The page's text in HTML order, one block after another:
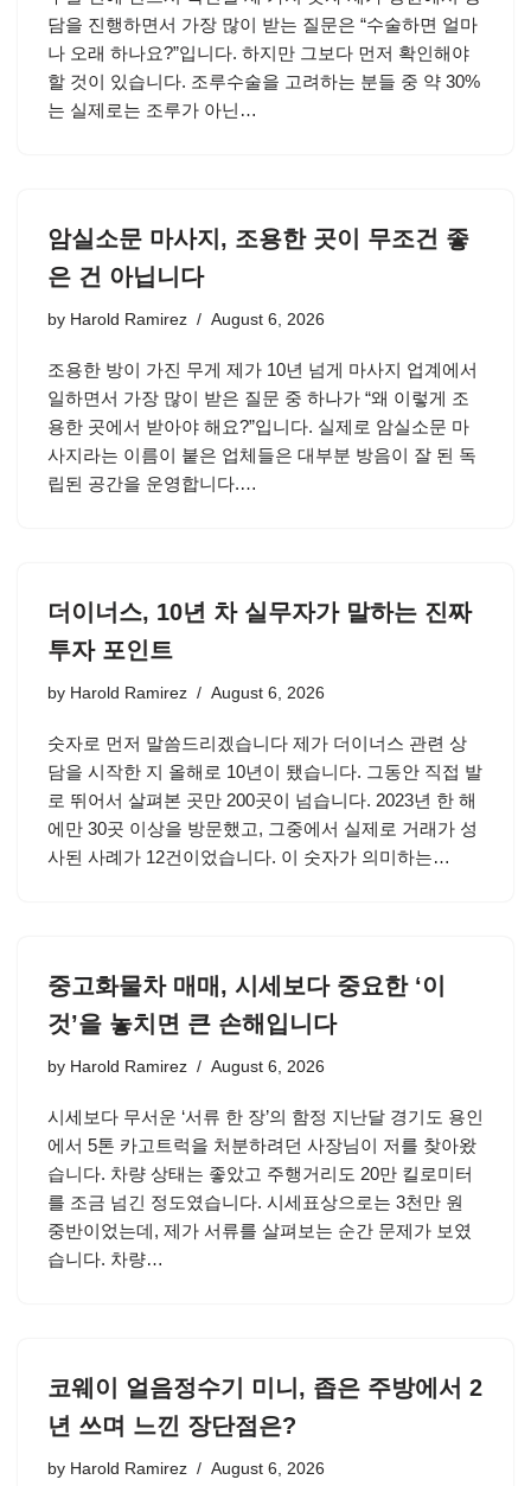
담을 진행하면서 가장 많이 받는 질문은 “수술하면 얼마
나 오래 하나요?”입니다. 하지만 그보다 먼저 확인해야
할 것이 있습니다. 조루수술을 고려하는 분들 중 약 30%
는 실제로는 조루가 아닌…
암실소문 마사지, 조용한 곳이 무조건 좋
은 건 아닙니다
by Harold Ramirez August 6, 2026
조용한 방이 가진 무게 제가 10년 넘게 마사지 업계에서
일하면서 가장 많이 받은 질문 중 하나가 “왜 이렇게 조
용한 곳에서 받아야 해요?”입니다. 실제로 암실소문 마
사지라는 이름이 붙은 업체들은 대부분 방음이 잘 된 독
립된 공간을 운영합니다.…
더이너스, 10년 차 실무자가 말하는 진짜
투자 포인트
by Harold Ramirez August 6, 2026
숫자로 먼저 말씀드리겠습니다 제가 더이너스 관련 상
담을 시작한 지 올해로 10년이 됐습니다. 그동안 직접 발
로 뛰어서 살펴본 곳만 200곳이 넘습니다. 2023년 한 해
에만 30곳 이상을 방문했고, 그중에서 실제로 거래가 성
사된 사례가 12건이었습니다. 이 숫자가 의미하는…
중고화물차 매매, 시세보다 중요한 ‘이
것’을 놓치면 큰 손해입니다
by Harold Ramirez August 6, 2026
시세보다 무서운 ‘서류 한 장’의 함정 지난달 경기도 용인
에서 5톤 카고트럭을 처분하려던 사장님이 저를 찾아왔
습니다. 차량 상태는 좋았고 주행거리도 20만 킬로미터
를 조금 넘긴 정도였습니다. 시세표상으로는 3천만 원
중반이었는데, 제가 서류를 살펴보는 순간 문제가 보였
습니다. 차량…
코웨이 얼음정수기 미니, 좁은 주방에서 2
년 쓰며 느낀 장단점은?
by Harold Ramirez August 6, 2026